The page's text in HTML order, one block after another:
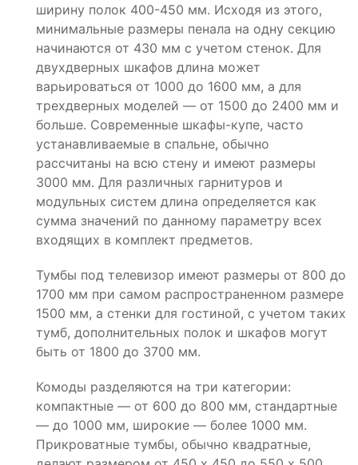
ширину полок 400-450 мм. Исходя из этого,
минимальные размеры пенала на одну секцию
начинаются от 430 мм с учетом стенок. Для
двухдверных шкафов длина может
варьироваться от 1000 до 1600 мм, а для
трехдверных моделей — от 1500 до 2400 мм и
больше. Современные шкафы-купе, часто
устанавливаемые в спальне, обычно
рассчитаны на всю стену и имеют размеры
3000 мм. Для различных гарнитуров и
модульных систем длина определяется как
сумма значений по данному параметру всех
входящих в комплект предметов.
Тумбы под телевизор имеют размеры от 800 до
1700 мм при самом распространенном размере
1500 мм, а стенки для гостиной, с учетом таких
тумб, дополнительных полок и шкафов могут
быть от 1800 до 3700 мм.
Комоды разделяются на три категории:
компактные — от 600 до 800 мм, стандартные
— до 1000 мм, широкие — более 1000 мм.
Прикроватные тумбы, обычно квадратные,